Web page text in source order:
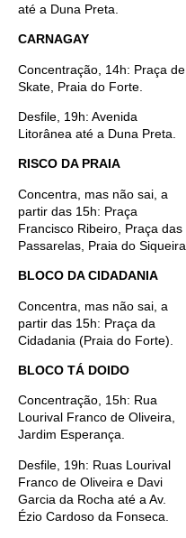
até a Duna Preta.
CARNAGAY
Concentração, 14h: Praça de
Skate, Praia do Forte.
Desfile, 19h: Avenida
Litorânea até a Duna Preta.
RISCO DA PRAIA
Concentra, mas não sai, a
partir das 15h: Praça
Francisco Ribeiro, Praça das
Passarelas, Praia do Siqueira.
BLOCO DA CIDADANIA
Concentra, mas não sai, a
partir das 15h: Praça da
Cidadania (Praia do Forte).
BLOCO TÁ DOIDO
Concentração, 15h: Rua
Lourival Franco de Oliveira,
Jardim Esperança.
Desfile, 19h: Ruas Lourival
Franco de Oliveira e Davi
Garcia da Rocha até a Av.
Ézio Cardoso da Fonseca.